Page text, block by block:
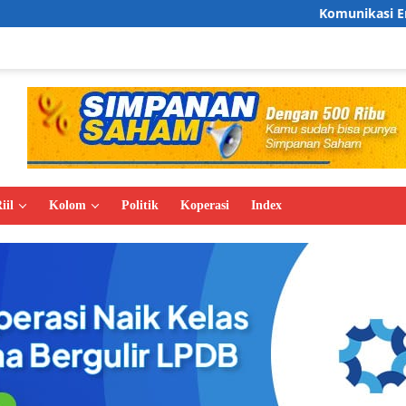
Komunikasi Empati Antar
Kolom Politik Koperasi Index